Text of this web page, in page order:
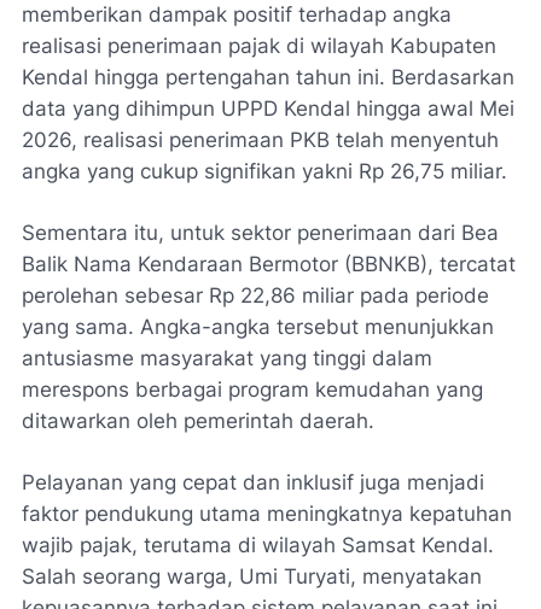
memberikan dampak positif terhadap angka
realisasi penerimaan pajak di wilayah Kabupaten
Kendal hingga pertengahan tahun ini. Berdasarkan
data yang dihimpun UPPD Kendal hingga awal Mei
2026, realisasi penerimaan PKB telah menyentuh
angka yang cukup signifikan yakni Rp 26,75 miliar.
Sementara itu, untuk sektor penerimaan dari Bea
Balik Nama Kendaraan Bermotor (BBNKB), tercatat
perolehan sebesar Rp 22,86 miliar pada periode
yang sama. Angka-angka tersebut menunjukkan
antusiasme masyarakat yang tinggi dalam
merespons berbagai program kemudahan yang
ditawarkan oleh pemerintah daerah.
Pelayanan yang cepat dan inklusif juga menjadi
faktor pendukung utama meningkatnya kepatuhan
wajib pajak, terutama di wilayah Samsat Kendal.
Salah seorang warga, Umi Turyati, menyatakan